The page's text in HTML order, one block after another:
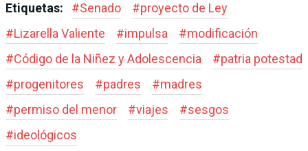
Etiquetas: #Senado #proyecto de Ley
#Lizarella Valiente #impulsa #modificación
#Código de la Niñez y Adolescencia #patria potestad
#progenitores #padres #madres
#permiso del menor #viajes #sesgos
#ideológicos